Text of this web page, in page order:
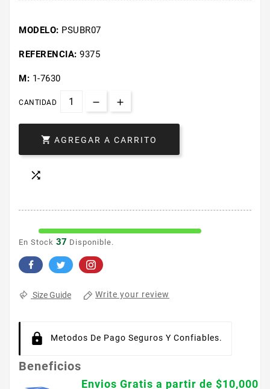
MODELO: PSUBR07
REFERENCIA: 9375
M: 1-7630
CANTIDAD
 AGREGAR A CARRITO

En Stock 37 Disponible.
Size Guide Write your review
Metodos De Pago Seguros Y Confiables.
Beneficios
Envios Gratis a partir de $10,000